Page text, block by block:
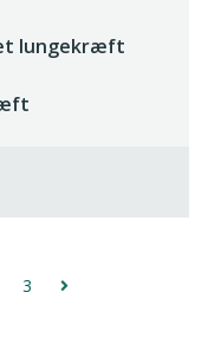
lungekræft
3